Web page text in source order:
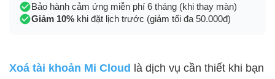
Bảo hành cảm ứng miễn phí 6 tháng (khi thay màn)
Giảm 10% khi đặt lịch trước (giảm tối đa 50.000đ)
Xoá tài khoản Mi Cloud là dịch vụ cần thiết khi bạn